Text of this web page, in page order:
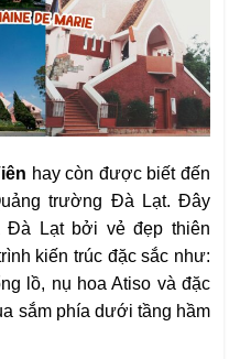
hay còn được biết đến
trường Đà Lạt. Đây
Đà Lạt bởi vẻ đẹp thiên
kiến trúc đặc sắc như:
lồ, nụ hoa Atiso và đặc
sắm phía dưới tầng hầm